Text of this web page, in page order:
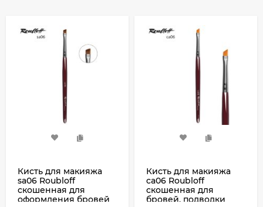
Кисть для макияжа
sa06 Roubloff
скошенная для
оформления бровей
Кисть для макияжа
ca06 Roubloff
скошенная для
бровей, подводки